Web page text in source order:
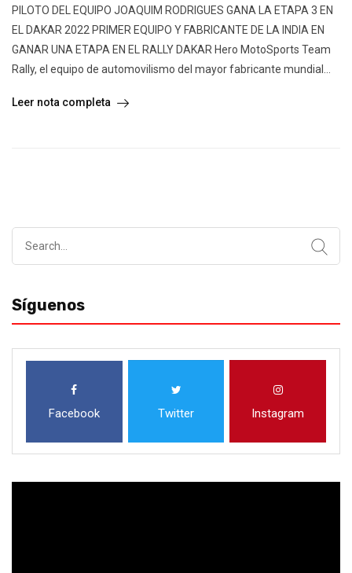
PILOTO DEL EQUIPO JOAQUIM RODRIGUES GANA LA ETAPA 3 EN
EL DAKAR 2022 PRIMER EQUIPO Y FABRICANTE DE LA INDIA EN
GANAR UNA ETAPA EN EL RALLY DAKAR Hero MotoSports Team
Rally, el equipo de automovilismo del mayor fabricante mundial...
Leer nota completa
Síguenos
Facebook Twitter Instagram